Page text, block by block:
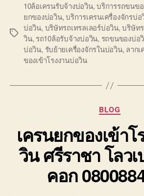
Tags
10ล้อเครนรับจ้างบ่อวิน,บริการรถขนข
ยกของบ่อวิน,บริการเครนเครื่องจักรบ่
บ่อวิน, บริษัทรถเทรลเลอร์บ่อวิน,บริษัท
วิน, รถ10ล้อรับจ้างบ่อวิน, รถขนของบ่อ
บ่อวิน, รับย้ายเครื่องจักรในบ่อวิน, ลาก
ของเข้าโรงงานบ่อวิน
Categories
BLOG
เครนยกของเข้า
วิน ศรีราชา โลว
คอก